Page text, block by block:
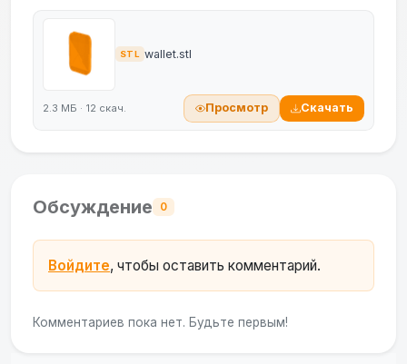
STL wallet.stl
2.3 МБ · 12 скач. Просмотр Скачать
Обсуждение 0
Войдите, чтобы оставить комментарий.
Комментариев пока нет. Будьте первым!